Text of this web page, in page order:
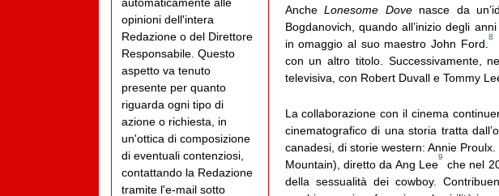
AncheLonesome Dovenasce da
Bogdanovich, quando all’inizio degli
in omaggio al suo maestro John Ford.
8
con un altro titolo. Successivamente,
televisiva, con Robert Duvall e Tommy
La collaborazione con il cinema
cinematografico di una storia tratta
canadesi, di storie western: Annie
Mountain), diretto da Ang Lee
9
che nel
della sessualità dei cowboy.
automaticamente alle
opinioni dell'intera
Redazione o del Direttore
Responsabile. Questo
aspetto va tenuto
presente per quanto
riguarda ogni tipo di
azione o richiesta, in
un'ottica di composizione
di eventuali contenziosi,
contattando la Redazione
tramite l'e-mail sotto